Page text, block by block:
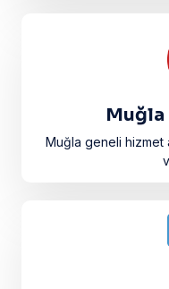
Muğla geneli hizmet